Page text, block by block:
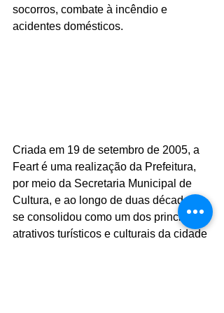
socorros, combate à incêndio e
acidentes domésticos.
Criada em 19 de setembro de 2005, a
Feart é uma realização da Prefeitura,
por meio da Secretaria Municipal de
Cultura, e ao longo de duas décadas
se consolidou como um dos principais
atrativos turísticos e culturais da cidade